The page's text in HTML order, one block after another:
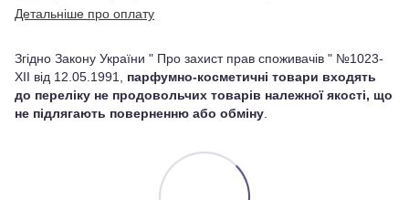
Детальніше про оплату
Згідно Закону України " Про захист прав споживачів " №1023-
XII від 12.05.1991, парфумно-косметичні товари входять
до переліку не продовольчих товарів належної якості, що
не підлягають поверненню або обміну